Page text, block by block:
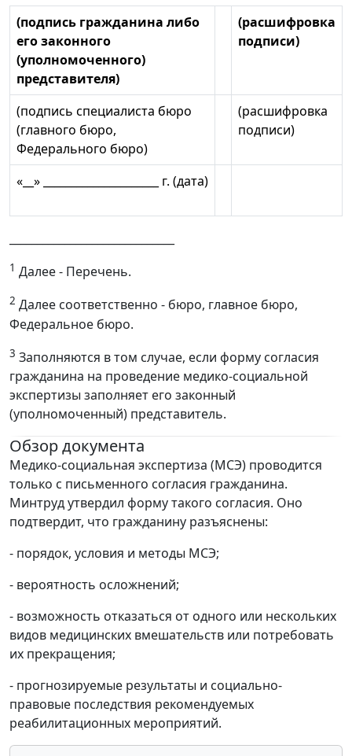
(подпись гражданина либо
его законного
(уполномоченного)
представителя)
(расшифровка
подписи)
(подпись специалиста бюро
(главного бюро,
Федерального бюро)
(расшифровка
подписи)
«__» _____________________ г. (дата)
1 Далее - Перечень.
2 Далее соответственно - бюро, главное бюро,
Федеральное бюро.
3 Заполняются в том случае, если форму согласия
гражданина на проведение медико-социальной
экспертизы заполняет его законный
(уполномоченный) представитель.
Обзор документа
Медико-социальная экспертиза (МСЭ) проводится
только с письменного согласия гражданина.
Минтруд утвердил форму такого согласия. Оно
подтвердит, что гражданину разъяснены:
- порядок, условия и методы МСЭ;
- вероятность осложнений;
- возможность отказаться от одного или нескольких
видов медицинских вмешательств или потребовать
их прекращения;
- прогнозируемые результаты и социально-
правовые последствия рекомендуемых
реабилитационных мероприятий.